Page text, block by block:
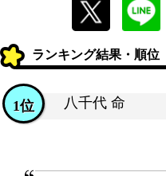
ランキング結果・順位
八千代 命
1位